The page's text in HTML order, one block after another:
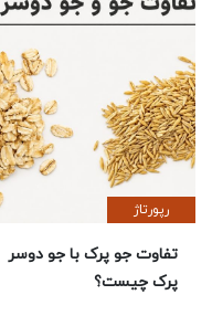
رپورتاژ
تفاوت جو پرک با جو دوسر
پرک چیست؟